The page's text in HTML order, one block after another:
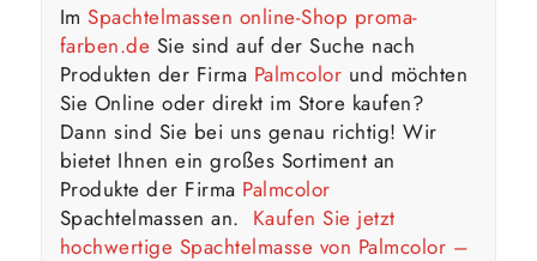
Im Spachtelmassen online-Shop proma-
farben.de Sie sind auf der Suche nach
Produkten der Firma Palmcolor und möchten
Sie Online oder direkt im Store kaufen?
Dann sind Sie bei uns genau richtig! Wir
bietet Ihnen ein großes Sortiment an
Produkte der Firma Palmcolor
Spachtelmassen an. Kaufen Sie jetzt
hochwertige Spachtelmasse von Palmcolor –